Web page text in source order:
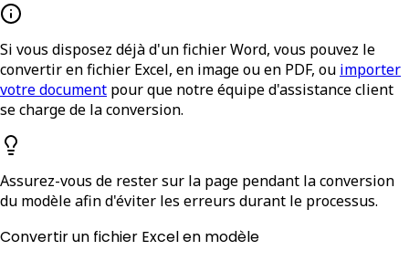
Si vous disposez déjà d'un fichier Word, vous pouvez le
convertir en fichier Excel, en image ou en PDF, ou importer
votre document pour que notre équipe d'assistance client
se charge de la conversion.
Assurez-vous de rester sur la page pendant la conversion
du modèle afin d'éviter les erreurs durant le processus.
Convertir un fichier Excel en modèle